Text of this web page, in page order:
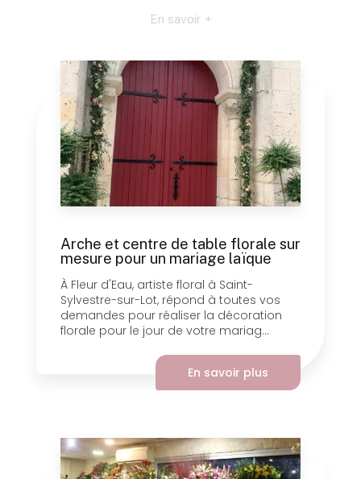
En savoir +
Arche et centre de table florale sur
mesure pour un mariage laïque
À Fleur d'Eau, artiste floral à Saint-
Sylvestre-sur-Lot, répond à toutes vos
demandes pour réaliser la décoration
florale pour le jour de votre mariag...
En savoir plus